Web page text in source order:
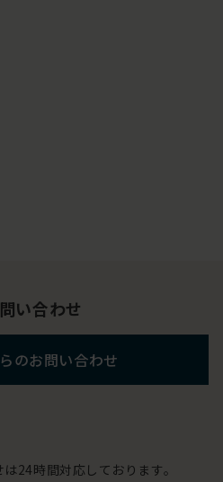
い合わせ
のお問い合わせ
24時間対応しております。